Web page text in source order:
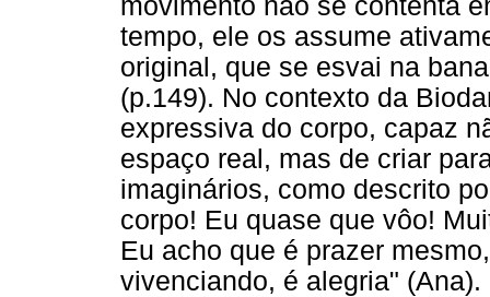
tempo, ele os assume
original, que se esvai na
(p.149). No contexto da
expressiva do corpo, capaz
espaço real, mas de criar
imaginários, como descrito
corpo! Eu quase que vôo!
Eu acho que é prazer
vivenciando, é alegria" (Ana).